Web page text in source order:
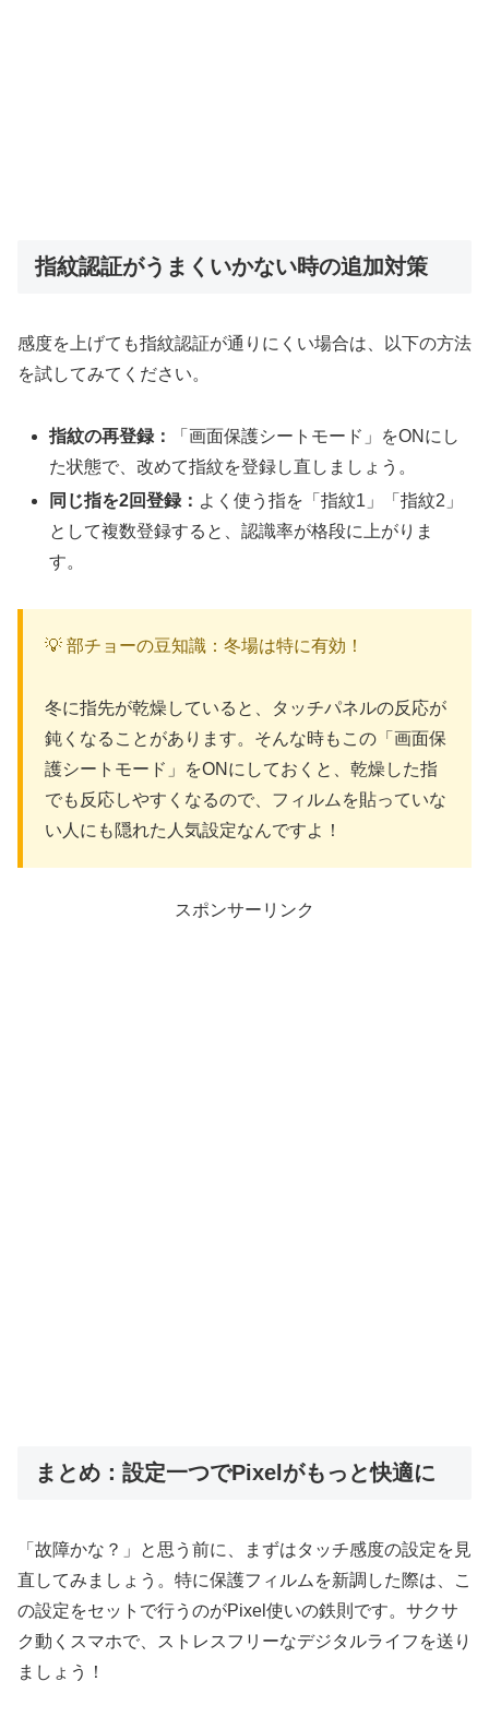
指紋認証がうまくいかない時の追加対策
感度を上げても指紋認証が通りにくい場合は、以下の方法
を試してみてください。
指紋の再登録：
「画面保護シートモード」をONにし
た状態で、改めて指紋を登録し直しましょう。
同じ指を2回登録： よく使う指を「指紋1」「指紋2」
として複数登録すると、認識率が格段に上がりま
す。
💡 部チョーの豆知識：冬場は特に有効！
冬に指先が乾燥していると、タッチパネルの反応が
鈍くなることがあります。そんな時もこの「画面保
護シートモード」をONにしておくと、乾燥した指
でも反応しやすくなるので、フィルムを貼っていな
い人にも隠れた人気設定なんですよ！
スポンサーリンク
まとめ：設定一つでPixelがもっと快適に
「故障かな？」と思う前に、まずはタッチ感度の設定を見
直してみましょう。特に保護フィルムを新調した際は、こ
の設定をセットで行うのがPixel使いの鉄則です。サクサ
ク動くスマホで、ストレスフリーなデジタルライフを送り
ましょう！